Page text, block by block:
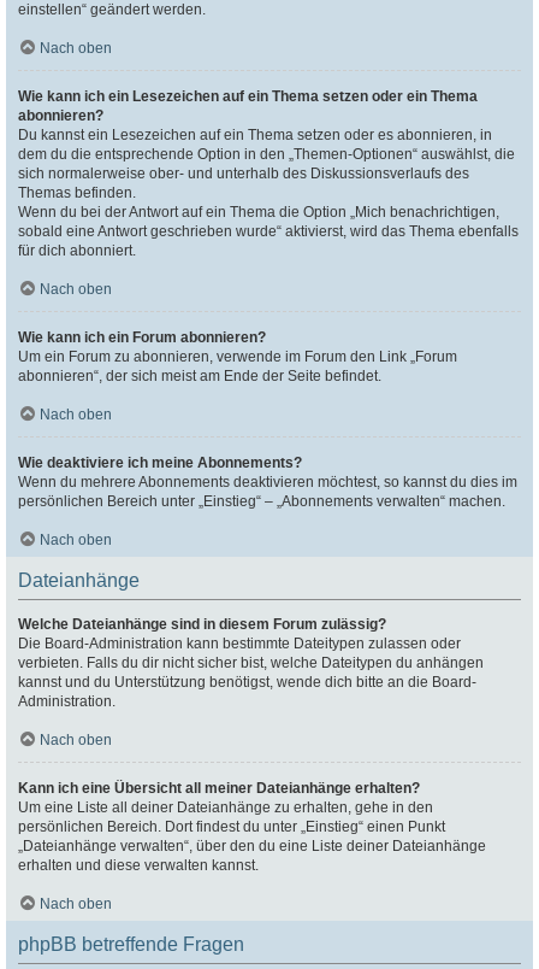
einstellen“ geändert werden.
Nach oben
Wie kann ich ein Lesezeichen auf ein Thema setzen oder ein Thema
abonnieren?
Du kannst ein Lesezeichen auf ein Thema setzen oder es abonnieren, in
dem du die entsprechende Option in den „Themen-Optionen“ auswählst, die
sich normalerweise ober- und unterhalb des Diskussionsverlaufs des
Themas befinden.
Wenn du bei der Antwort auf ein Thema die Option „Mich benachrichtigen,
sobald eine Antwort geschrieben wurde“ aktivierst, wird das Thema ebenfalls
für dich abonniert.
Nach oben
Wie kann ich ein Forum abonnieren?
Um ein Forum zu abonnieren, verwende im Forum den Link „Forum
abonnieren“, der sich meist am Ende der Seite befindet.
Nach oben
Wie deaktiviere ich meine Abonnements?
Wenn du mehrere Abonnements deaktivieren möchtest, so kannst du dies im
persönlichen Bereich unter „Einstieg“ – „Abonnements verwalten“ machen.
Nach oben
Dateianhänge
Welche Dateianhänge sind in diesem Forum zulässig?
Die Board-Administration kann bestimmte Dateitypen zulassen oder
verbieten. Falls du dir nicht sicher bist, welche Dateitypen du anhängen
kannst und du Unterstützung benötigst, wende dich bitte an die Board-
Administration.
Nach oben
Kann ich eine Übersicht all meiner Dateianhänge erhalten?
Um eine Liste all deiner Dateianhänge zu erhalten, gehe in den
persönlichen Bereich. Dort findest du unter „Einstieg“ einen Punkt
„Dateianhänge verwalten“, über den du eine Liste deiner Dateianhänge
erhalten und diese verwalten kannst.
Nach oben
phpBB betreffende Fragen